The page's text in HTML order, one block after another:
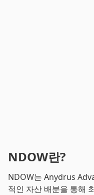
NDOW란?
NDOW는 Anydrus
적인 자산 배분을 통해